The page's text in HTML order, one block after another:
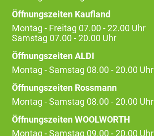
Öffnungszeiten Kaufland
Montag - Freitag 07.00 - 22.00 Uhr
Samstag 07.00 - 20.00 Uhr
Öffnungszeiten ALDI
Montag - Samstag 08.00 - 20.00 Uhr
Öffnungszeiten Rossmann
Montag - Samstag 08.00 - 20.00 Uhr
Öffnungszeiten WOOLWORTH
Montag - Samstag 09.00 - 20.00 Uhr